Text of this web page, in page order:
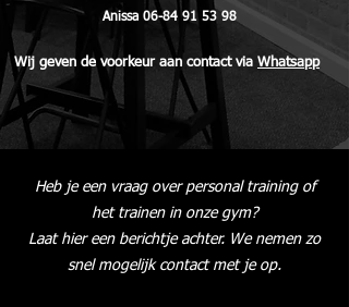
Anissa 06-84 91 53 98
Wij geven de voorkeur aan contact via Whatsapp
Heb je een vraag over personal training of
het trainen in onze gym?
Laat hier een berichtje achter. We nemen zo
snel mogelijk contact met je op.